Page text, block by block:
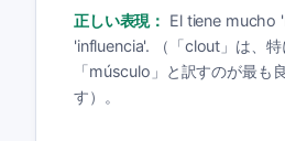
正しい表現： El tiene mucho
'influencia'. （「clout」は、
「músculo」と訳すのが最も
す）。